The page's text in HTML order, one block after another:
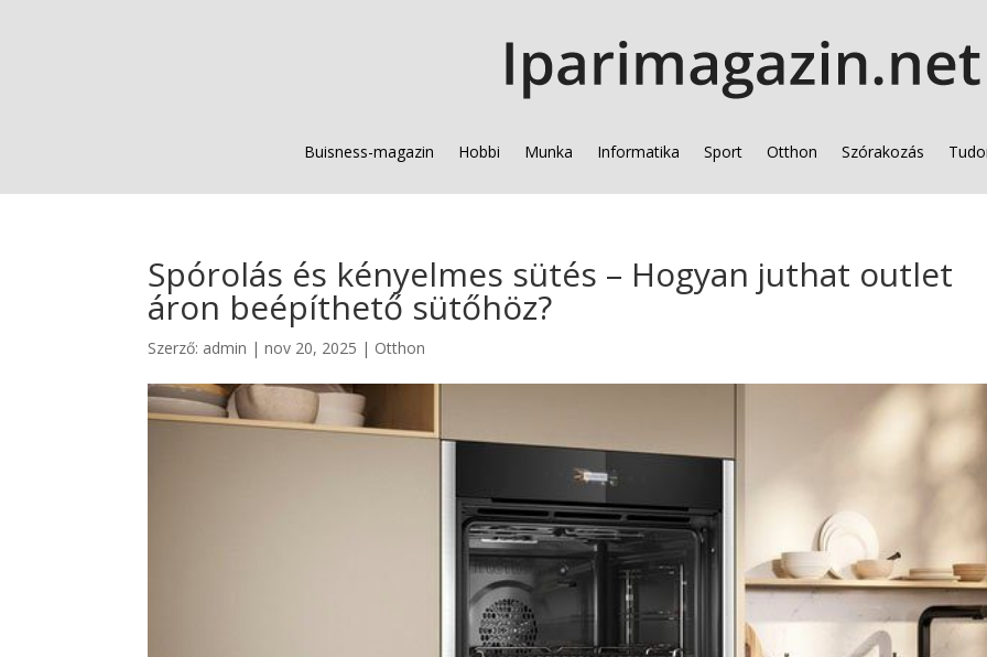
Buisness-magazin Hobbi Munka Informatika Sport Otthon Szórakozás
Spórolás és kényelmes sütés – Hogyan juthat outlet
áron beépíthető sütőhöz?
Szerző: admin |nov 20, 2025 | Otthon